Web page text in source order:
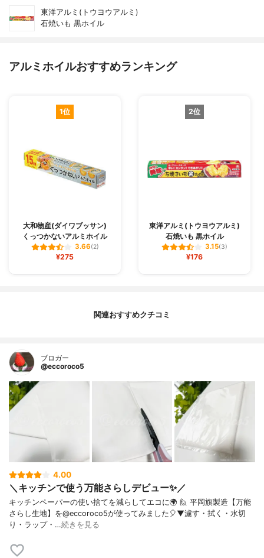
東洋アルミ(トウヨウアルミ)
石焼いも 黒ホイル
アルミホイルおすすめランキング
1位
大和物産(ダイワブッサン)
くっつかないアルミホイル
3.66(2)
¥275
2位
東洋アルミ(トウヨウアルミ)
石焼いも 黒ホイル
3.15(3)
¥176
関連おすすめクチコミ
ブロガー
@eccoroco5
4.00
＼キッチンで使う万能さらしデビュー✨／
キッチンペーパーの使い捨てを減らしてエコに🌍⁡⁡ 🙋 平岡旗製造【万能
さらし生地】を@eccoroco5が使ってみました🎈⁡⁡▼⁡⁡濾す・拭く・水切
り・ラップ・…続きを見る